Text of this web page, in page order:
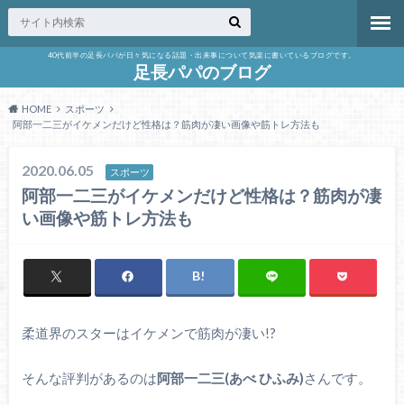
40代前半の足長パパが日々気になる話題・出来事について気楽に書いているブログです。
足長パパのブログ
HOME
スポーツ
阿部一二三がイケメンだけど性格は？筋肉が凄い画像や筋トレ方法も
2020.06.05 スポーツ
阿部一二三がイケメンだけど性格は？筋肉が凄
い画像や筋トレ方法も
柔道界のスターはイケメンで筋肉が凄い!?
そんな評判があるのは阿部一二三(あべ ひふみ)さんです。